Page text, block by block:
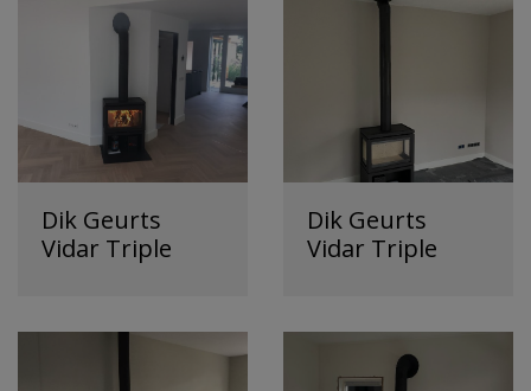
Dik Geurts
Vidar Triple
Dik Geurts
Vidar Triple